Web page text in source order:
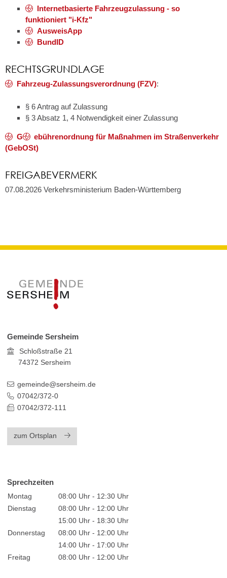
Internetbasierte Fahrzeugzulassung - so
funktioniert "i-Kfz"
AusweisApp
BundID
RECHTSGRUNDLAGE
Fahrzeug-Zulassungsverordnung (FZV):
§ 6 Antrag auf Zulassung
§ 3 Absatz 1, 4 Notwendigkeit einer Zulassung
G
ebührenordnung für Maßnahmen im Straßenverkehr
(GebOSt)
FREIGABEVERMERK
07.08.2026 Verkehrsministerium Baden-Württemberg
Gemeinde Sersheim
Schloßstraße 21
74372 Sersheim
gemeinde@sersheim.de
07042/372-0
07042/372-111
zum Ortsplan
Sprechzeiten
Montag
08:00 Uhr - 12:30 Uhr
Dienstag
08:00 Uhr - 12:00 Uhr
15:00 Uhr - 18:30 Uhr
Donnerstag
08:00 Uhr - 12:00 Uhr
14:00 Uhr - 17:00 Uhr
Freitag
08:00 Uhr - 12:00 Uhr